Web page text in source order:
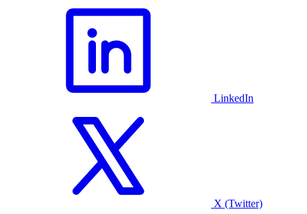
LinkedIn
X (Twitter)